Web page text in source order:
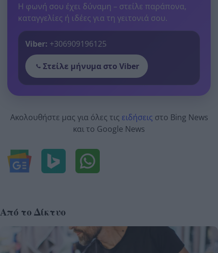
Η φωνή σου έχει δύναμη – στείλε παράπονα,
καταγγελίες ή ιδέες για τη γειτονιά σου.
Viber: +306909196125
Στείλε μήνυμα στο Viber
Ακολουθήστε μας για όλες τις ειδήσεις στο Bing News
και το Google News
Από το Δίκτυο